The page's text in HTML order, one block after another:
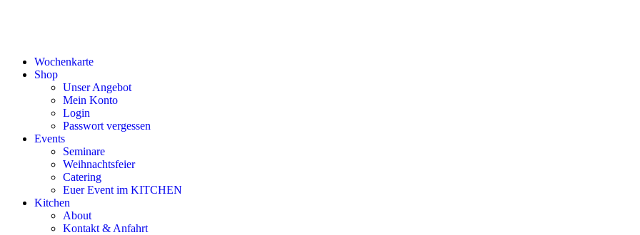
Wochenkarte
Shop
Unser Angebot
Mein Konto
Login
Passwort vergessen
Events
Seminare
Weihnachtsfeier
Catering
Euer Event im KITCHEN
Kitchen
About
Kontakt & Anfahrt